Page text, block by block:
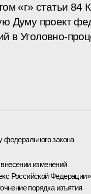
«г» статьи
Думу проект
в Уголовно-
федерального закона
изменений
Российской Федерации»
порядка изъятия